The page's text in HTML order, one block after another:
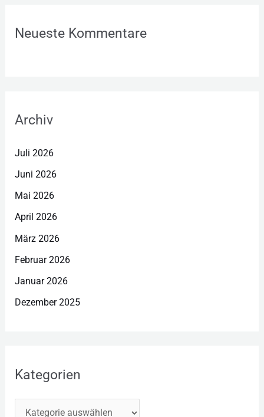
Neueste Kommentare
Archiv
Juli 2026
Juni 2026
Mai 2026
April 2026
März 2026
Februar 2026
Januar 2026
Dezember 2025
Kategorien